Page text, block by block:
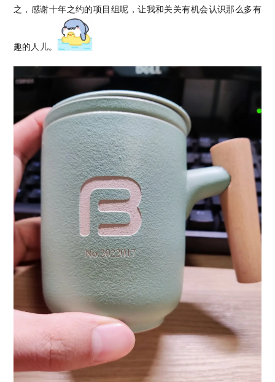
之，感谢十年之约的项目组呢，让我和关关有机会认识那么多有
趣的人儿。